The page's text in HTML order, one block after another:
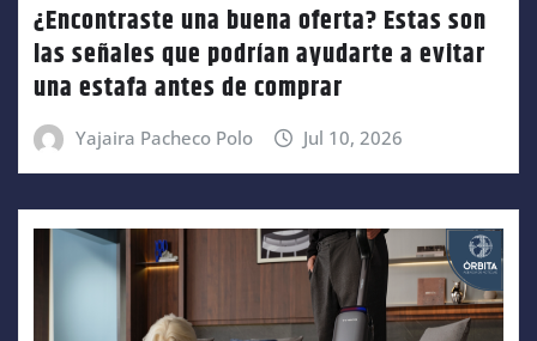
¿Encontraste una buena oferta? Estas son
las señales que podrían ayudarte a evitar
una estafa antes de comprar
Yajaira Pacheco Polo Jul 10, 2026